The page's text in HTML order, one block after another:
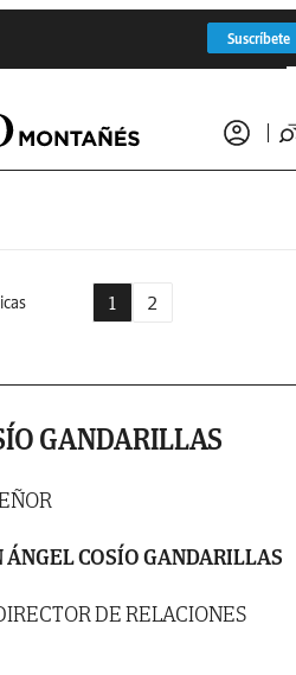
Suscríbete
1 2
GANDARILLAS
ÁNGEL COSÍO GANDARILLAS
DE RELACIONES